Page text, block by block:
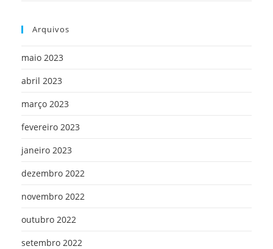
Arquivos
maio 2023
abril 2023
março 2023
fevereiro 2023
janeiro 2023
dezembro 2022
novembro 2022
outubro 2022
setembro 2022